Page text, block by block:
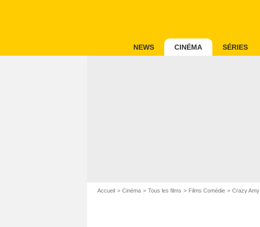
NEWS CINÉMA SÉRIES
Accueil Cinéma Tous les films Films Comédie Crazy Amy